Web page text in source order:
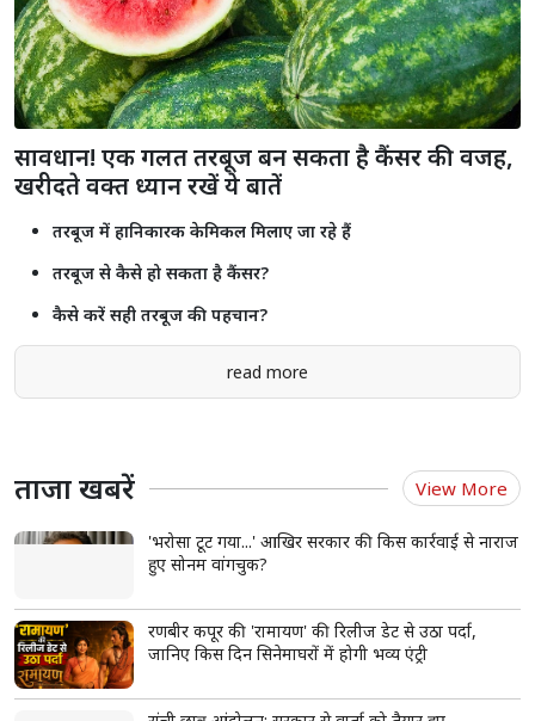
सावधान! एक गलत तरबूज बन सकता है कैंसर की वजह,
खरीदते वक्त ध्यान रखें ये बातें
तरबूज में हानिकारक केमिकल मिलाए जा रहे हैं
तरबूज से कैसे हो सकता है कैंसर?
कैसे करें सही तरबूज की पहचान?
read more
ताजा खबरें View More
'भरोसा टूट गया...' आखिर सरकार की किस कार्रवाई से नाराज
हुए सोनम वांगचुक?
रणबीर कपूर की 'रामायण' की रिलीज डेट से उठा पर्दा,
जानिए किस दिन सिनेमाघरों में होगी भव्य एंट्री